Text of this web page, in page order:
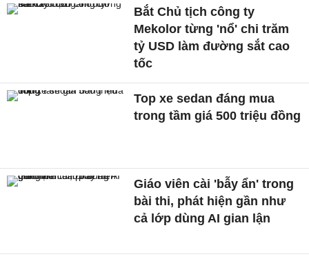
Bắt Chủ tịch công ty
Mekolor từng 'nổ' chi trăm
tỷ USD làm đường sắt cao
tốc
Top xe sedan đáng mua
trong tầm giá 500 triệu đồng
Giáo viên cài 'bẫy ẩn' trong
bài thi, phát hiện gần như
cả lớp dùng AI gian lận